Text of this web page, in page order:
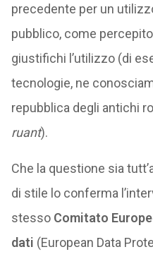
precedente per un
pubblico, come
giustifichi l’utilizzo (di
tecnologie, ne
repubblica degli antichi
ruant).
Che la questione sia
di stile lo conferma
stesso Comitato
dati (European Data